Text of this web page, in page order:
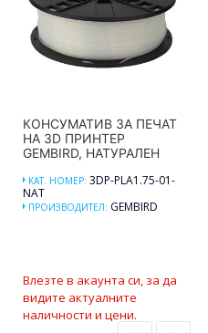
КОНСУМАТИВ ЗА ПЕЧАТ
НА 3D ПРИНТЕР
GEMBIRD, НАТУРАЛЕН
КАТ. НОМЕР: 3DP-PLA1.75-01-
NAT
ПРОИЗВОДИТЕЛ: GEMBIRD
Влезте в акаунта си, за да
видите актуалните
наличности и цени.